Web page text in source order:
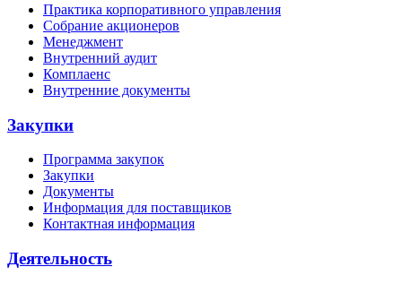
Практика корпоративного управления
Собрание акционеров
Менеджмент
Внутренний аудит
Комплаенс
Внутренние документы
Закупки
Программа закупок
Закупки
Документы
Информация для поставщиков
Контактная информация
Деятельность